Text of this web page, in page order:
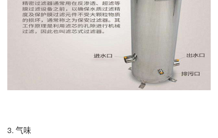
3. 气味